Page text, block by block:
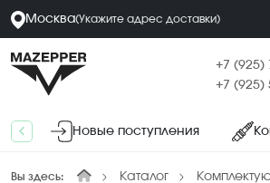
Москва(Укажите адрес доставки)
+7 (925)
+7 (925)
Новые поступления
Вы здесь: Каталог